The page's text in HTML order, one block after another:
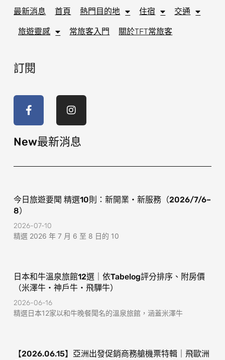
最新消息 首頁 熱門目的地 住宿 交通
旅遊靈感 常旅客入門 關於TFT常旅客
訂閱
c
o
-
s
g
r
m
New最新消息
今日旅遊要聞 精選10則：新開業・新服務（2026/7/6–
8）
2026-07-10
精選 2026 年 7 月 6 至 8 日的 10
日本和牛溫泉旅館12選｜依Tabelog評分排序、附房價
（米澤牛・神戶牛・飛驒牛）
2026-06-16
精選日本12家以和牛晚餐聞名的溫泉旅館，涵蓋米澤牛
【2026.06.15】亞洲出發促銷商務艙機票特輯｜飛歐洲